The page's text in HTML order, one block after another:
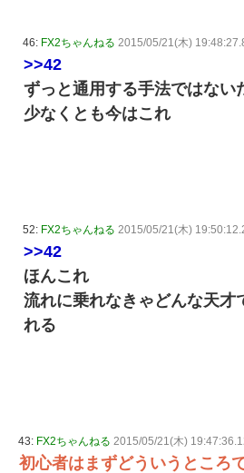
46: FX2ちゃんねる 2015/05/21(木)
>>42
ずっと通用する手法ではない
少なくとも今はこれ
52: FX2ちゃんねる 2015/05/21(木)
>>42
ほんこれ
流れに乗れなきゃどんな天才
れる
43: FX2ちゃんねる 2015/05/21(木)
初心者はまずどういうところ